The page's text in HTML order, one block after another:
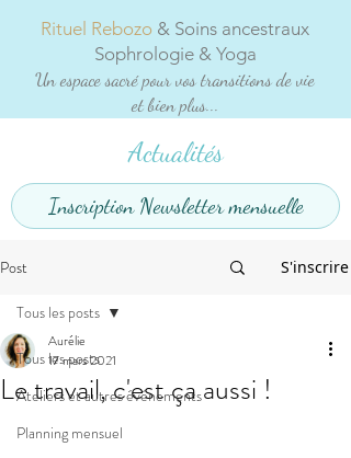
Rituel Rebozo & Soins ancestraux
Sophrologie & Yoga
Un espace sacré pour vos transitions de vie
et bien plus...
Actualités
Inscription Newsletter mensuelle
Post S'inscrire
Tous les posts
Ateliers et autres événements
Planning mensuel
Tous les posts
Le travail, c'est ça aussi !
Aurélie
17 mars 2021